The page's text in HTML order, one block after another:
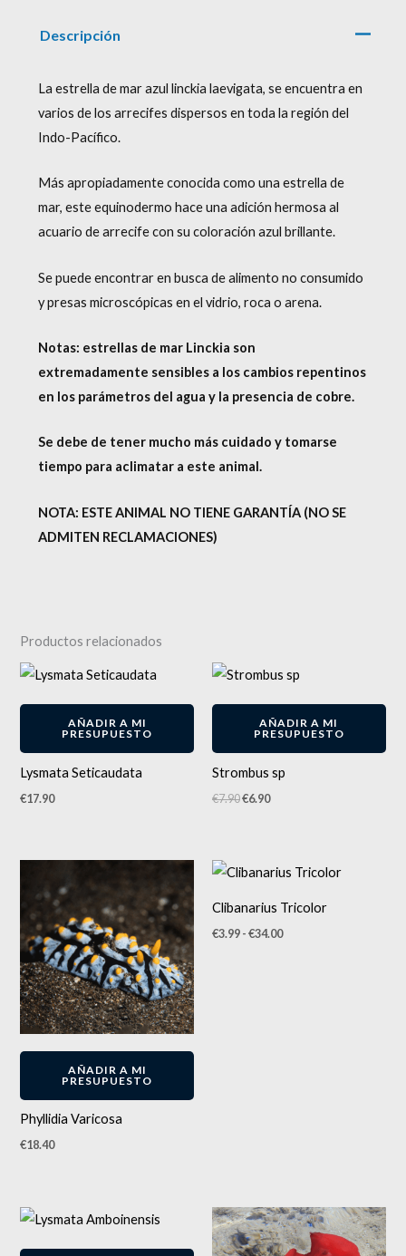
Descripción
La estrella de mar azul linckia laevigata, se encuentra en
varios de los arrecifes dispersos en toda la región del
Indo-Pacífico.
Más apropiadamente conocida como una estrella de
mar, este equinodermo hace una adición hermosa al
acuario de arrecife con su coloración azul brillante.
Se puede encontrar en busca de alimento no consumido
y presas microscópicas en el vidrio, roca o arena.
Notas: estrellas de mar Linckia son
extremadamente sensibles a los cambios repentinos
en los parámetros del agua y la presencia de cobre.
Se debe de tener mucho más cuidado y tomarse
tiempo para aclimatar a este animal.
NOTA: ESTE ANIMAL NO TIENE GARANTÍA (NO SE
ADMITEN RECLAMACIONES)
Productos relacionados
AÑADIR A MI
PRESUPUESTO
Lysmata Seticaudata
€17.90
-13%
AÑADIR A MI
PRESUPUESTO
Strombus sp
€7.90
El
precio
€7.90.
€6.90
El
precio
€6.90.
AÑADIR A MI
PRESUPUESTO
Phyllidia Varicosa
€18.40
Clibanarius Tricolor
€3.99-€34.00
Rango
de
desde
hasta
Este
producto